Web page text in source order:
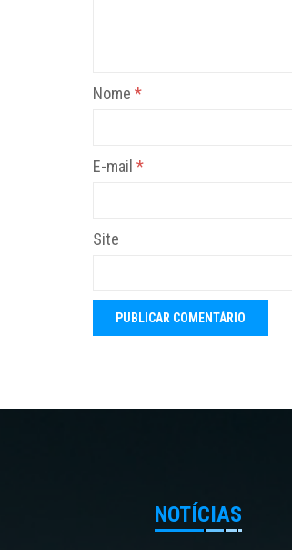
Nome *
E-mail *
Site
NOTÍCIAS